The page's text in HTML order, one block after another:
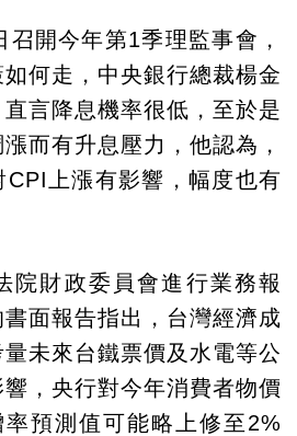
開今年第1季理監事會，
何走，中央銀行總裁楊金
言降息機率很低，至於是
而有升息壓力，他認為，
CPI上漲有影響，幅度也有
院財政委員會進行業務報
面報告指出，台灣經濟成
未來台鐵票價及水電等公
，央行對今年消費者物價
預測值可能略上修至2%